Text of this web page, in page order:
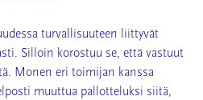
turvallisuuteen liittyvät
Silloin korostuu se, että vastuut
Monen eri toimijan kanssa
muuttua pallotteluksi siitä,